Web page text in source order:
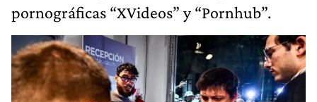
pornográficas “XVideos” y “Pornhub”.